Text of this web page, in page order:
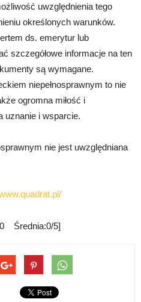
uwzględnienia tego
określonych warunków.
ds. emerytur lub
szczegółowe informacje na ten
są wymagane.
niepełnosprawnym to nie
ogromna miłość i
uznanie i wsparcie.
nie jest uwzględniana
Średnia:0/5]